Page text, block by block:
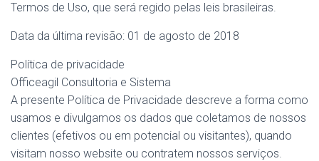
Termos de Uso, que será regido pelas leis brasileiras.
Data da última revisão: 01 de agosto de 2018
Política de privacidade
Officeagil Consultoria e Sistema
A presente Política de Privacidade descreve a forma como
usamos e divulgamos os dados que coletamos de nossos
clientes (efetivos ou em potencial ou visitantes), quando
visitam nosso website ou contratem nossos serviços.